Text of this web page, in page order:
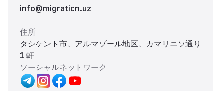
info@migration.uz
住所
タシケント市、アルマゾール地区、カマリニソ通り
1 軒
ソーシャルネットワーク